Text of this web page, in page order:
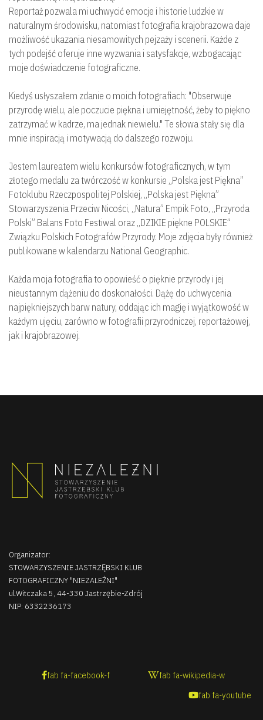
Reportaż pozwala mi uchwycić emocje i historie ludzkie w
naturalnym środowisku, natomiast fotografia krajobrazowa daje
możliwość ukazania niesamowitych pejzaży i scenerii. Każde z
tych podejść oferuje inne wyzwania i satysfakcje, wzbogacając
moje doświadczenie fotograficzne.
Kiedyś usłyszałem zdanie o moich fotografiach: "Obserwuje
przyrodę wielu, ale poczucie piękna i umiejętność, żeby to piękno
zatrzymać w kadrze, ma jednak niewielu." Te słowa stały się dla
mnie inspiracją i motywacją do dalszego rozwoju.
Jestem laureatem wielu konkursów fotograficznych, w tym
złotego medalu za twórczość w konkursie „Polska jest Piękna”
Fotoklubu Rzeczpospolitej Polskiej, „Polska jest Piękna”
Stowarzyszenia Przeciw Nicości, „Natura” Empik Foto, „Przyroda
Polski” Balans Foto Festiwal oraz „DZIKIE piękne POLSKIE”
Związku Polskich Fotografów Przyrody. Moje zdjęcia były również
publikowane w kalendarzu National Geographic.
Każda moja fotografia to opowieść o pięknie przyrody i jej
nieustannym dążeniu do doskonałości. Dążę do uchwycenia
najpiękniejszych barw natury, oddając ich magię i wyjątkowość w
każdym ujęciu, zarówno w fotografii przyrodniczej, reportażowej,
jak i krajobrazowej.
Organizator:
STOWARZYSZENIE JASTRZĘBSKI KLUB
FOTOGRAFICZNY "NIEZALEŻNI"
ul.Witczaka 5, 44-330 Jastrzębie-Zdrój
NIP: 6332236173
fab fa-facebook-f
fab fa-wikipedia-w
fab fa-youtube